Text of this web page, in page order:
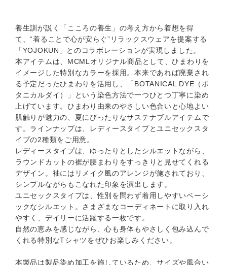
養生訓が説く「こころの養生」の考え方から着想を得
て、“着ることで心が安らぐ”リラックスウェアを提案する
「YOJOKUN」とのコラボレーションが実現しました。
本アイテムは、MCMLオリジナル商品として、ひまわりを
イメージした特別なカラーを採用。本来であれば廃棄され
る予定だったひまわりを活用し、「BOTANICAL DYE（ボ
タニカルダイ）」という染色方法で一つひとつ丁寧に染め
上げています。ひまわり由来のやさしい色合いと心地よい
肌触りが魅力の、夏にぴったりなサステナブルアイテムで
す。ラインナップは、レディースタイプとユニセックスタ
イプの2種類をご用意。
レディースタイプは、ゆったりとしたシルエットながら、
ラウンドカットの裾が腰まわりをすっきりと見せてくれる
デザイン。袖にはリメイク風のアレンジが施されており、
シンプルながらもこなれた印象を演出します。
ユニセックスタイプは、性別を問わず着用しやすいベーシ
ックなシルエット。さまざまなコーディネートに取り入れ
やすく、デイリーに活躍する一枚です。
自然の恵みを感じながら、心も身体もやさしく包み込んで
くれる特別なTシャツをぜひお楽しみください。
本製品は製品染め加工を施しているため、サイズや風合い